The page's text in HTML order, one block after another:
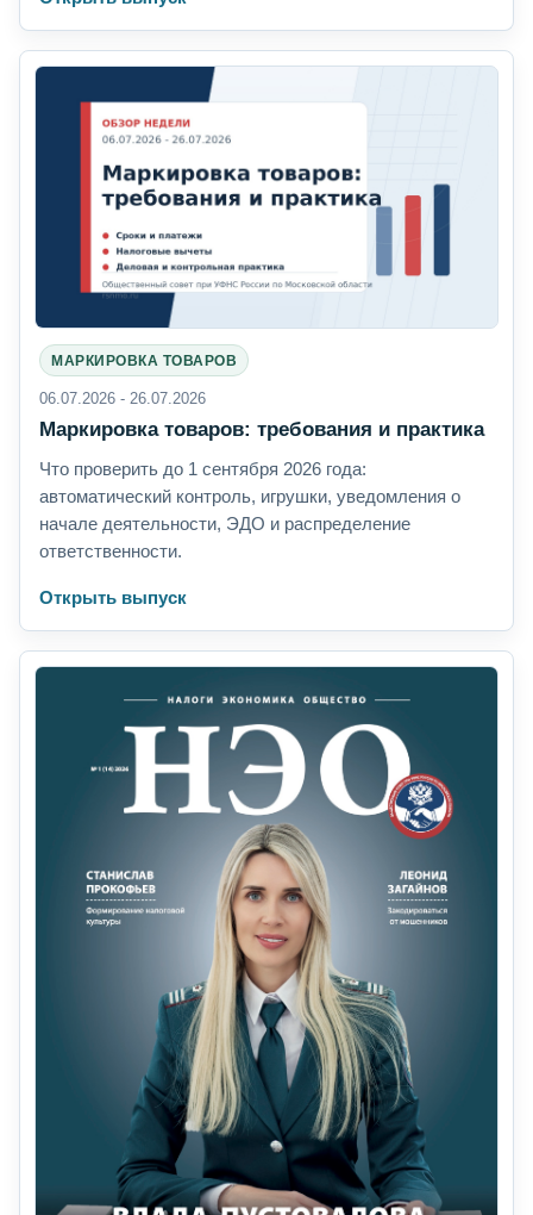
МАРКИРОВКА ТОВАРОВ
06.07.2026 - 26.07.2026
Маркировка товаров: требования и практика
Что проверить до 1 сентября 2026 года:
автоматический контроль, игрушки, уведомления о
начале деятельности, ЭДО и распределение
ответственности.
Открыть выпуск